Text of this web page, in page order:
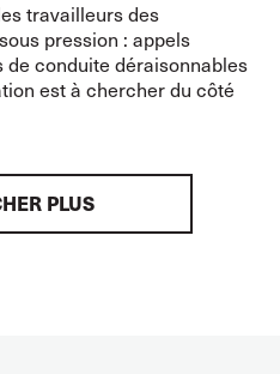
travailleurs des
pression : appels
de conduite déraisonnables
est à chercher du côté
PLUS